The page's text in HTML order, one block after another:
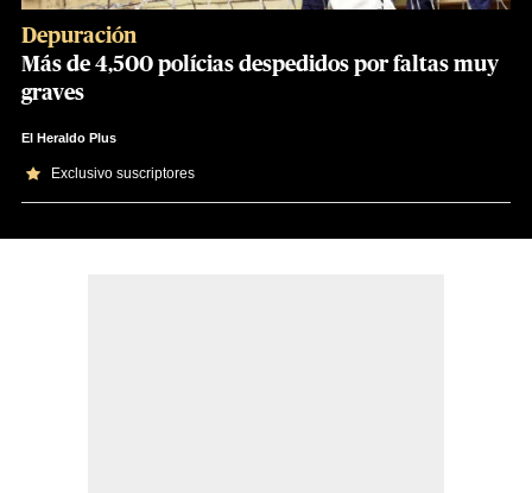
Depuración
Más de 4,500 polícias despedidos por faltas muy
graves
El Heraldo Plus
Exclusivo suscriptores